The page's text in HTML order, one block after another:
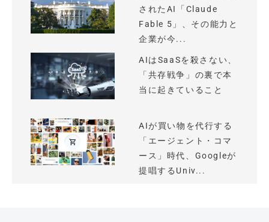
されたAI「Claude
Fable 5」、その能力と
企業が今...
AIはSaaSを殺さない、
「共存戦争」の裏で本
当に起きていること
AIが買い物を代行する
「エージェント・コマ
ース」時代、Googleが
提唱するUniv...